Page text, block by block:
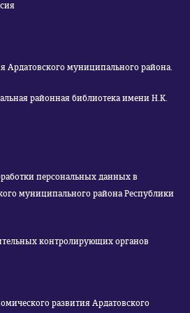
Ардатовского муниципального района.
районная библиотека имени Н.К.
персональных данных в
муниципального района Республики
контролирующих органов
развития Ардатовского